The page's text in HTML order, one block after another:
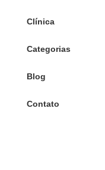
Clínica
Categorias
Blog
Contato